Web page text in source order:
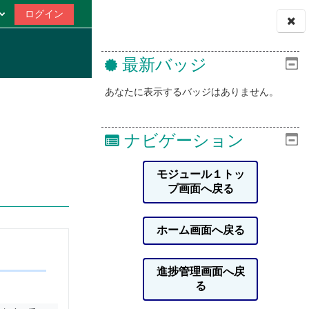
ブロック
最新バッジ
あなたに表示するバッジはありません。
ナビゲーション
モジュール１トッ
プ画面へ戻る
ホーム画面へ戻る
進捗管理画面へ戻
る
ログイン